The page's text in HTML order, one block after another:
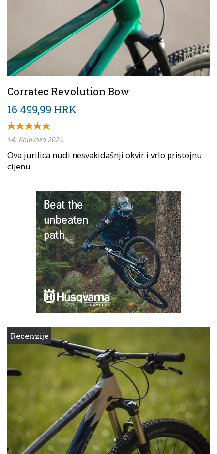
Corratec Revolution Bow
16 499,99 HRK
14. Kolovoza 2021.
Ova jurilica nudi nesvakidašnji okvir i vrlo pristojnu
cijenu
Recenzije